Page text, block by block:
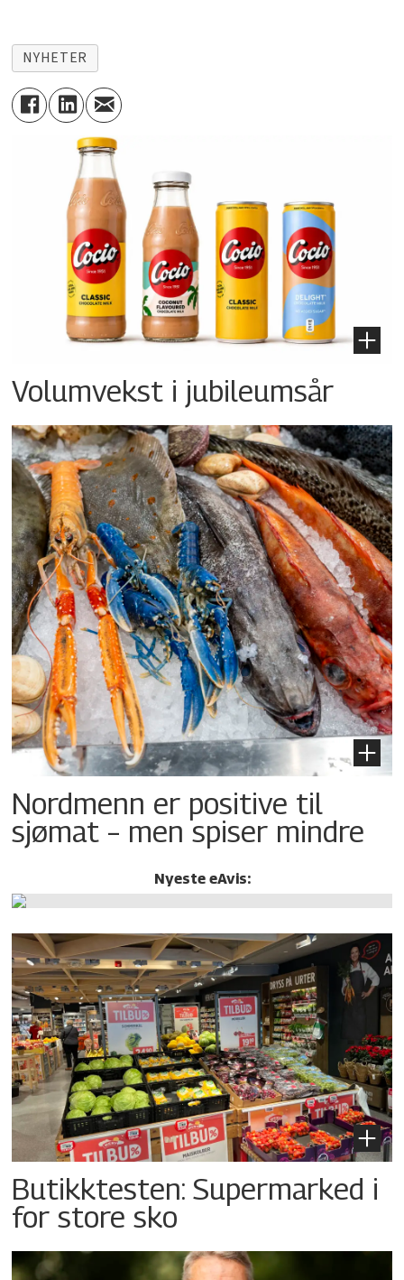
NYHETER
Volumvekst i jubileumsår
Nordmenn er positive til
sjømat – men spiser mindre
Nyeste eAvis:
Butikktesten: Supermarked i
for store sko